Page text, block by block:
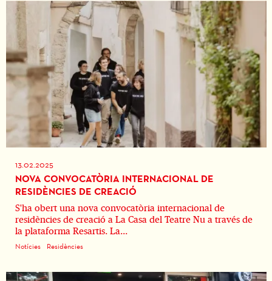
13.02.2025
NOVA CONVOCATÒRIA INTERNACIONAL DE
RESIDÈNCIES DE CREACIÓ
S'ha obert una nova convocatòria internacional de
residències de creació a La Casa del Teatre Nu a través de
la plataforma Resartis. La...
Notícies Residències